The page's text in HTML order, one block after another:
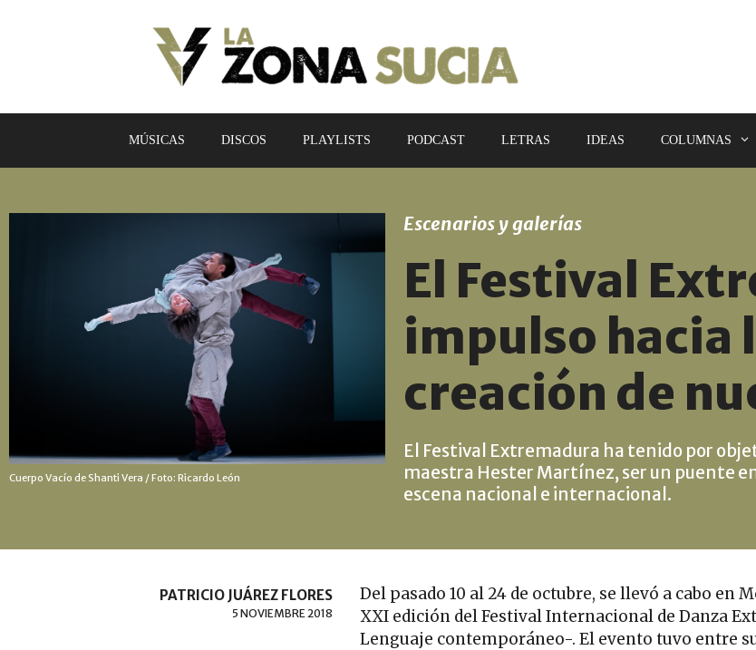
MÚSICAS DISCOS PLAYLISTS PODCAST LETRAS IDEAS COLUMNAS
Cuerpo Vacío de Shanti Vera / Foto: Ricardo León
Escenarios y galerías
El Festival
impulso hacia
creación de
El Festival Extremadura ha tenido por
maestra Hester Martínez, ser un puente
escena nacional e internacional.
Del pasado 10 al 24 de octubre, se llevó a cabo en
XXI edición del Festival Internacional de Danza
Lenguaje contemporáneo-. El evento tuvo entre
PATRICIO JUÁREZ FLORES
5 NOVIEMBRE 2018